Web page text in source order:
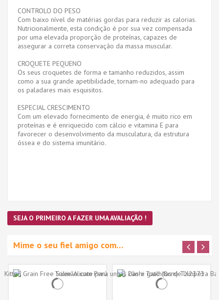
CONTROLO DO PESO
Com baixo nível de matérias gordas para reduzir as calorias.
Nutricionalmente, esta condição é por sua vez compensada
por uma elevada proporção de proteínas, capazes de
assegurar a correta conservação da massa muscular.
CROQUETE PEQUENO
Os seus croquetes de forma e tamanho reduzidos, assim
como a sua grande apetibilidade, tornam-no adequado para
os paladares mais esquisitos.
ESPECIAL CRESCIMENTO
Com um elevado fornecimento de energia, é muito rico em
proteínas e é enriquecido com cálcio e vitamina E para
favorecer o desenvolvimento da musculatura, da estrutura
óssea e do sistema imunitário.
SEJA O PRIMEIRO A FAZER UMA AVALIAÇÃO !
Mime o seu fiel amigo com…